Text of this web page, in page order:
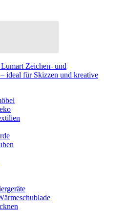
Zeichen- und
ideal für Skizzen und kreative